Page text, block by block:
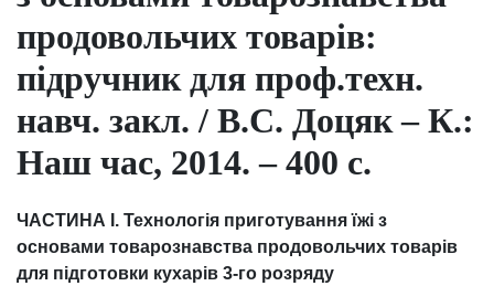
продовольчих товарів:
підручник для проф.техн.
навч. закл. / В.С. Доцяк – К.:
Наш час, 2014. – 400 с.
ЧАСТИНА І. Технологія приготування їжі з
основами товарознавства продовольчих товарів
для підготовки кухарів 3-го розряду